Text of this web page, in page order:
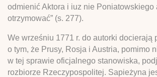
odmienić Aktora i iuz nie Poniatowskiego
otrzymować” (s. 277).
We wrześniu 1771 r. do autorki docierają
o tym, że Prusy, Rosja i Austria, pomimo
w tej sprawie oficjalnego stanowiska,
rozbiorze Rzeczypospolitej. Sapieżyna